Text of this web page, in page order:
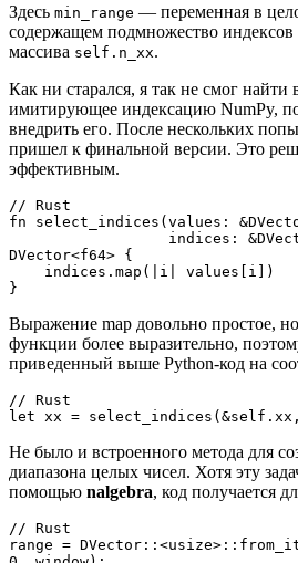
Здесь min_range — переменная в
содержащем подмножество индексов
массива self.n_xx.
Как ни старался, я так не смог найти
имитирующее индексацию NumPy,
внедрить его. После нескольких
пришел к финальной версии. Это
эффективным.
// Rust
fn select_indices(values:
DVector<f64> {
    indices.map(|i| values[i])
}
Выражение map довольно простое,
функции более выразительно,
приведенный выше Python-код на
// Rust
let xx = select_indices(&self.xx,
Не было и встроенного метода для
диапазона целых чисел. Хотя эту
помощью nalgebra, код получается
// Rust
range =